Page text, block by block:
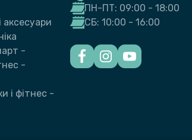
аксесуари
-
-
і фітнес -
ПН-ПТ: 09:00 - 18:00
СБ: 10:00 - 16:00